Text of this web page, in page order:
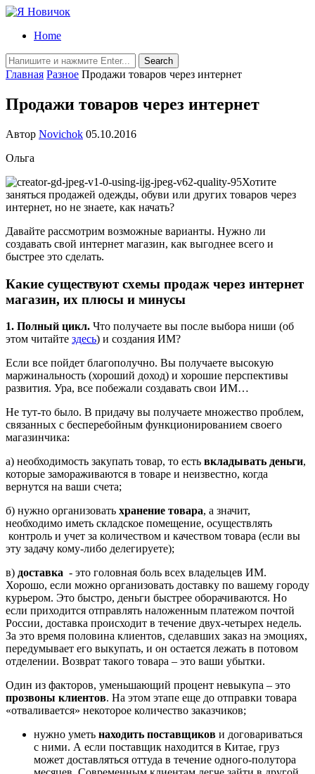
Home
Главная Разное Продажи товаров через интернет
Продажи товаров через интернет
Автор Novichok 05.10.2016
Ольга
Хотите
заняться продажей одежды, обуви или других товаров через
интернет, но не знаете, как начать?
Давайте рассмотрим возможные варианты. Нужно ли
создавать свой интернет магазин, как выгоднее всего и
быстрее это сделать.
Какие существуют схемы продаж через интернет
магазин, их плюсы и минусы
1. Полный цикл. Что получаете вы после выбора ниши (об
этом читайте здесь) и создания ИМ?
Если все пойдет благополучно. Вы получаете высокую
маржинальность (хороший доход) и хорошие перспективы
развития. Ура, все побежали создавать свои ИМ…
Не тут-то было. В придачу вы получаете множество проблем,
связанных с бесперебойным функционированием своего
магазинчика:
а) необходимость закупать товар, то есть вкладывать деньги,
которые замораживаются в товаре и неизвестно, когда
вернутся на ваши счета;
б) нужно организовать хранение товара, а значит,
необходимо иметь складское помещение, осуществлять
контроль и учет за количеством и качеством товара (если вы
эту задачу кому-либо делегируете);
в) доставка - это головная боль всех владельцев ИМ.
Хорошо, если можно организовать доставку по вашему городу
курьером. Это быстро, деньги быстрее оборачиваются. Но
если приходится отправлять наложенным платежом почтой
России, доставка происходит в течение двух-четырех недель.
За это время половина клиентов, сделавших заказ на эмоциях,
передумывает его выкупать, и он остается лежать в потовом
отделении. Возврат такого товара – это ваши убытки.
Один из факторов, уменьшающий процент невыкупа – это
прозвоны клиентов. На этом этапе еще до отправки товара
«отваливается» некоторое количество заказчиков;
нужно уметь находить поставщиков и договариваться
с ними. А если поставщик находится в Китае, груз
может доставляться оттуда в течение одного-полутора